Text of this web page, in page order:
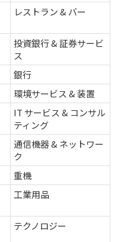
レストラン & バー
投資銀行 & 証券サービ
ス
銀行
環境サービス & 装置
IT サービス & コンサル
ティング
通信機器 & ネットワー
ク
重機
工業用品
テクノロジー